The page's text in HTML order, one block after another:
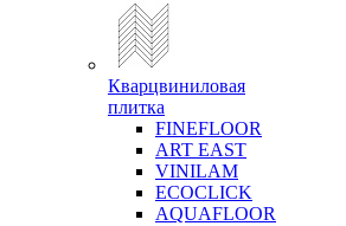
Кварцвиниловая
плитка
FINEFLOOR
ART EAST
VINILAM
ECOCLICK
AQUAFLOOR